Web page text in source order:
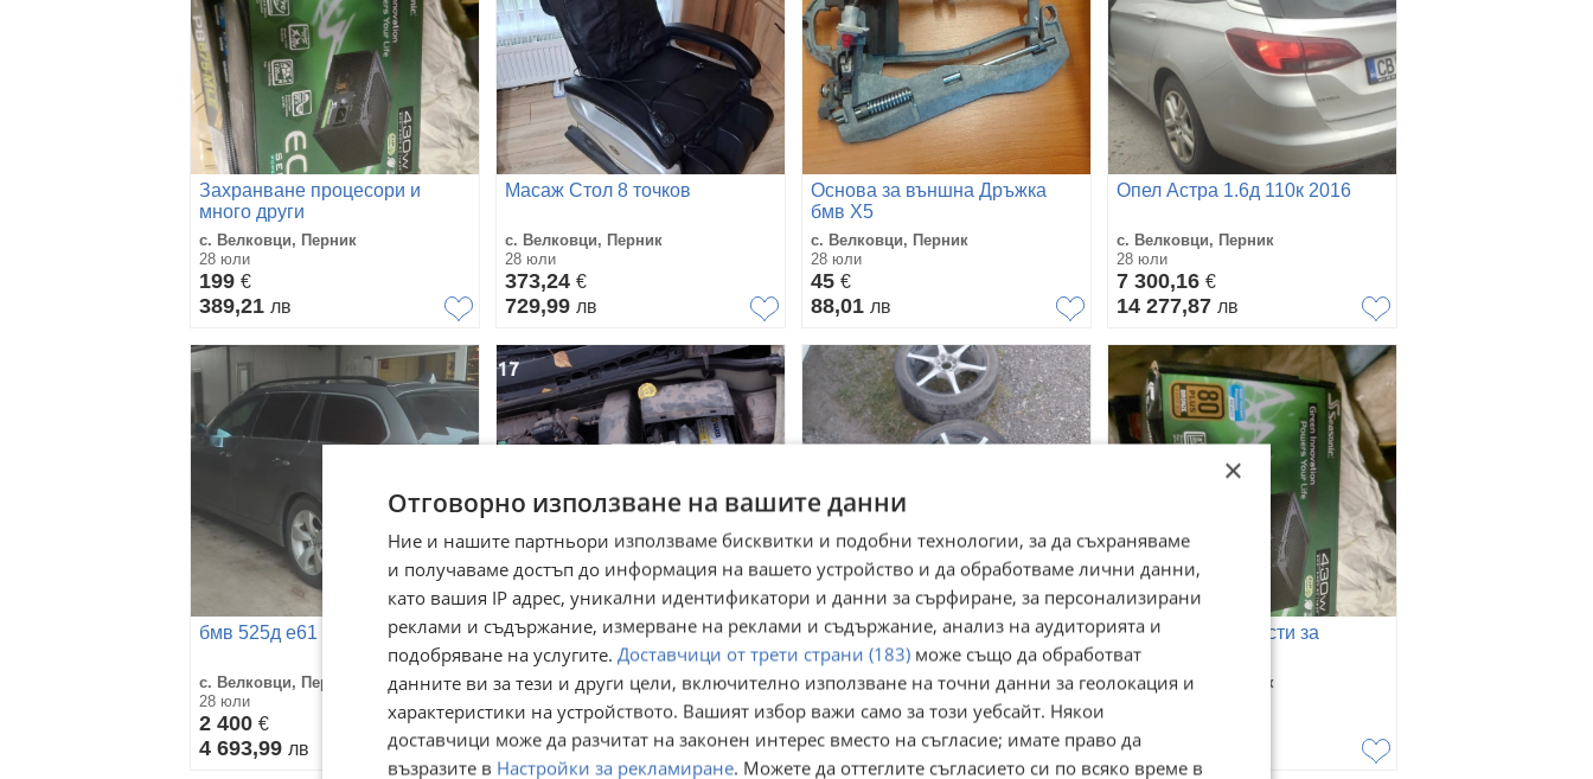
Захранване процесори и
много други
с. Велковци, Перник
28 юли
199 €
389,21 лв
Масаж Стол 8 точков
с. Велковци, Перник
28 юли
373,24 €
729,99 лв
Основа за външна Дръжка
бмв Х5
с. Велковци, Перник
28 юли
45 €
88,01 лв
Опел Астра 1.6д 110к 2016
с. Велковци, Перник
28 юли
7 300,16 €
14 277,87 лв
бмв 525д е61 Бартер
с. Велковци, Перник
28 юли
2 400 €
4 693,99 лв
Ситроен С3 1.4бензин
с. Велковци, Перник
766,43€
1 499,01лв
джанти 17 4х100 и 4х108
с. Велковци, Перник
310€
606,31лв
Захранване и Части за
компютри
с. Велковци, Перник
303,15
×
Отговорно използване на вашите данни
Ние и нашите партньори използваме бисквитки и подобни технологии, за да съхраняваме
и получаваме достъп до информация на вашето устройство и да обработваме лични данни,
като вашия IP адрес, уникални идентификатори и данни за сърфиране, за персонализирани
реклами и съдържание, измерване на реклами и съдържание, анализ на аудиторията и
подобряване на услугите. Доставчици от трети страни (183) може също да обработват
данните ви за тези и други цели, включително използване на точни данни за геолокация и
характеристики на устройството. Вашият избор важи само за този уебсайт. Някои
доставчици може да разчитат на законен интерес вместо на съгласие; имате право да
възразите в Настройки за рекламиране. Можете да оттеглите съгласието си по всяко време в